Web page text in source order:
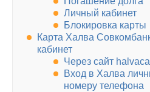
Личный кабинет
Блокировка карты
Карта Халва
кабинет
Через сайт
Вход в Халва
номеру телефона